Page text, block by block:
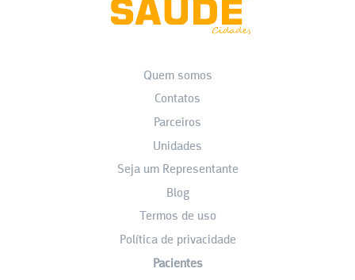
Quem somos
Contatos
Parceiros
Unidades
Seja um Representante
Blog
Termos de uso
Política de privacidade
Pacientes